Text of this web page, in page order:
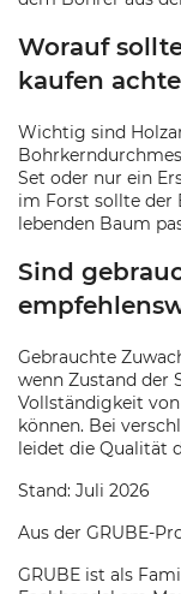
Worauf
kaufen
Wichtig sind
Set oder nur ein
im Forst sollte der
lebenden Baum
Sind
Gebrauchte
wenn Zustand der
Vollständigkeit
können. Bei
leidet die Qualität
Stand: Juli 2026
Aus der GRUBE-
GRUBE ist als